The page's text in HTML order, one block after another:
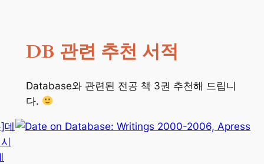
DB 관련 추천 서적
Database와 관련된 전공 책 3권 추천해 드립니
다.